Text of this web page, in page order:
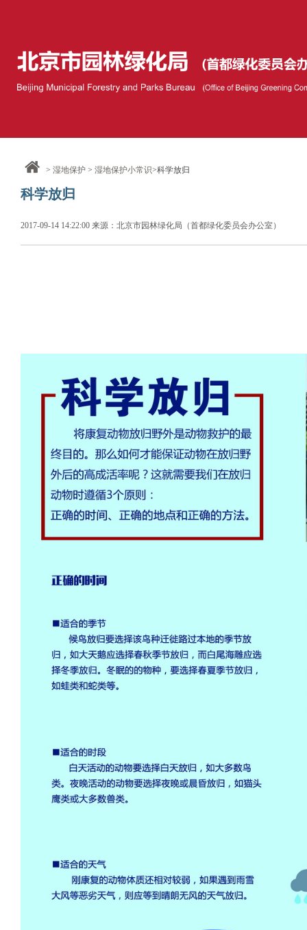
> 湿地保护> 湿地保护小常识>科学放归
科学放归
2017-09-14 14:22:00 来源：北京市园林绿化局（首都绿化委员会办公室）